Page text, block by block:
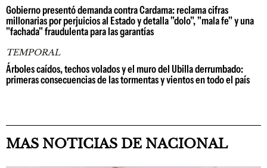
Gobierno presentó demanda contra Cardama: reclama cifras
millonarias por perjuicios al Estado y detalla "dolo", "mala fe" y una
"fachada" fraudulenta para las garantías
TEMPORAL
Árboles caídos, techos volados y el muro del Ubilla derrumbado:
primeras consecuencias de las tormentas y vientos en todo el país
MAS NOTICIAS DE NACIONAL